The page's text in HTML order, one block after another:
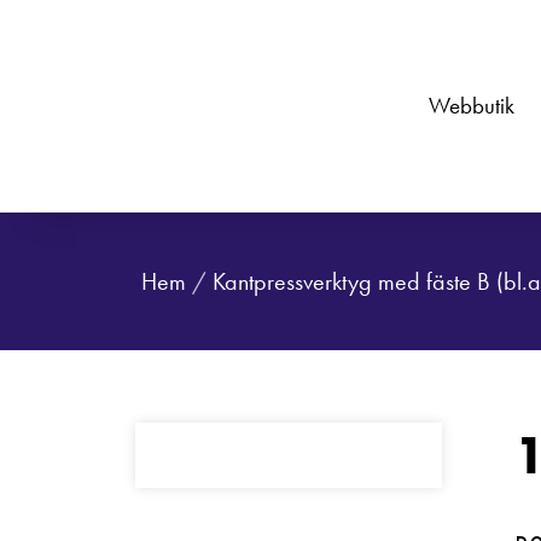
Webbutik
Hem / Kantpressverktyg med fäste B